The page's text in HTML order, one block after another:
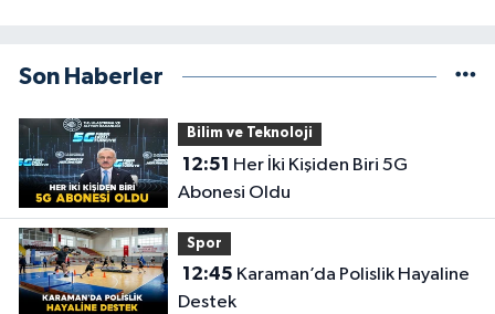
Son Haberler
Bilim ve Teknoloji
12:51
Abonesi Oldu
Spor
12:45
Destek